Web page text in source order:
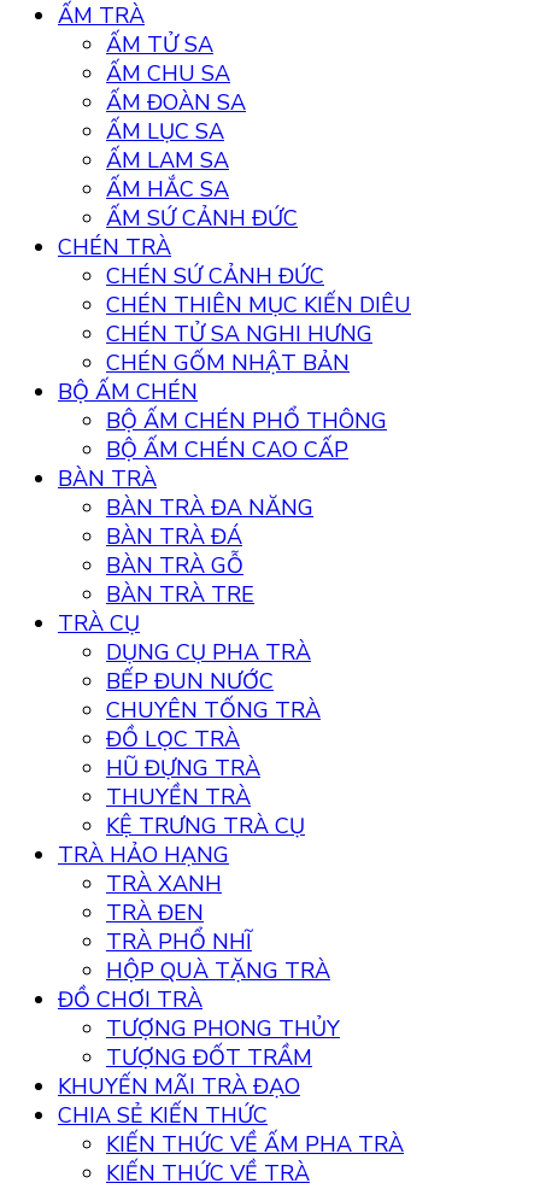
ẤM TRÀ
ẤM TỬ SA
ẤM CHU SA
ẤM ĐOÀN SA
ẤM LỤC SA
ẤM LAM SA
ẤM HẮC SA
ẤM SỨ CẢNH ĐỨC
CHÉN TRÀ
CHÉN SỨ CẢNH ĐỨC
CHÉN THIÊN MỤC KIẾN DIÊU
CHÉN TỬ SA NGHI HƯNG
CHÉN GỐM NHẬT BẢN
BỘ ẤM CHÉN
BỘ ẤM CHÉN PHỔ THÔNG
BỘ ẤM CHÉN CAO CẤP
BÀN TRÀ
BÀN TRÀ ĐA NĂNG
BÀN TRÀ ĐÁ
BÀN TRÀ GỖ
BÀN TRÀ TRE
TRÀ CỤ
DỤNG CỤ PHA TRÀ
BẾP ĐUN NƯỚC
CHUYÊN TỐNG TRÀ
ĐỒ LỌC TRÀ
HŨ ĐỰNG TRÀ
THUYỀN TRÀ
KỆ TRƯNG TRÀ CỤ
TRÀ HẢO HẠNG
TRÀ XANH
TRÀ ĐEN
TRÀ PHỔ NHĨ
HỘP QUÀ TẶNG TRÀ
ĐỒ CHƠI TRÀ
TƯỢNG PHONG THỦY
TƯỢNG ĐỐT TRẦM
KHUYẾN MÃI TRÀ ĐẠO
CHIA SẺ KIẾN THỨC
KIẾN THỨC VỀ ẤM PHA TRÀ
KIẾN THỨC VỀ TRÀ